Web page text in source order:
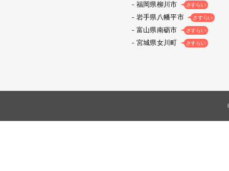
福岡県柳川市 さすらい
岩手県八幡平市 さすらい
富山県南砺市 さすらい
宮城県女川町 さすらい